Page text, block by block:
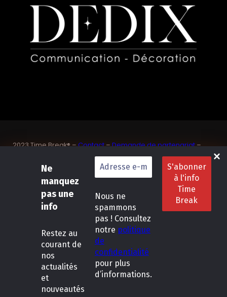
Ne
manquez
pas une
info
Restez au
courant de
nos
actualités
et
nouveautés
Nous ne
spammons
pas ! Consultez
notre politique
de
confidentialité
pour plus
d’informations.
2023 Time Break® –Contact–Demande de partenariat–
Sponsoriser un joueur de padel français
SASU Dedix Communication – 87 rue de Mireille – 83 150
Bandol – Var
Conditions
générales de location
Follow Us :LinkedIn
Instagram